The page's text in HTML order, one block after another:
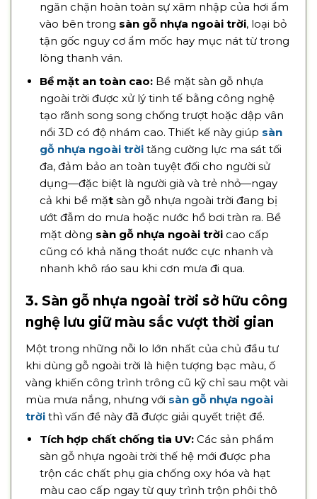
ngăn chặn hoàn toàn sự xâm nhập của hơi ẩm
vào bên trong sàn gỗ nhựa ngoài trời, loại bỏ
tận gốc nguy cơ ẩm mốc hay mục nát từ trong
lòng thanh ván.
Bề mặt an toàn cao:Bề mặt sàn gỗ nhựa
ngoài trời được xử lý tinh tế bằng công nghệ
tạo rãnh song song chống trượt hoặc dập vân
nổi 3D có độ nhám cao. Thiết kế này giúp sàn
gỗ nhựa ngoài trờităng cường lực ma sát tối
đa, đảm bảo an toàn tuyệt đối cho người sử
dụng—đặc biệt là người già và trẻ nhỏ—ngay
cả khi bề mặt sàn gỗ nhựa ngoài trời đang bị
ướt đẫm do mưa hoặc nước hồ bơi tràn ra. Bề
mặt dòng sàn gỗ nhựa ngoài trờicao cấp
cũng có khả năng thoát nước cực nhanh và
nhanh khô ráo sau khi cơn mưa đi qua.
3. Sàn gỗ nhựa ngoài trời sở hữu công
nghệ lưu giữ màu sắc vượt thời gian
Một trong những nỗi lo lớn nhất của chủ đầu tư
khi dùng gỗ ngoài trời là hiện tượng bạc màu, ố
vàng khiến công trình trông cũ kỹ chỉ sau một vài
mùa mưa nắng, nhưng với sàn gỗ nhựa ngoài
trời thì vấn đề này đã được giải quyết triệt để.
Tích hợp chất chống tia UV:Các sản phẩm
sàn gỗ nhựa ngoài trời thế hệ mới được pha
trộn các chất phụ gia chống oxy hóa và hạt
màu cao cấp ngay từ quy trình trộn phôi thô